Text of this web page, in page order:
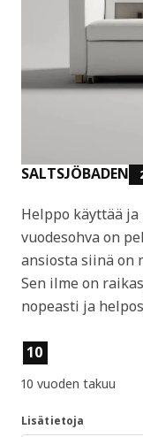
SALTSJÖBADEN
Helppo käyttää ja
vuodesohva on
ansiosta siinä on
Sen ilme on
nopeasti ja
Tuotteen
10
10 vuoden takuu
Lisätietoja